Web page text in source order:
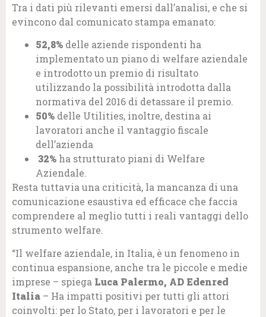
Tra i dati più rilevanti emersi dall’analisi, e che si
evincono dal comunicato stampa emanato:
52,8% delle aziende rispondenti ha
implementato un piano di welfare aziendale
e introdotto un premio di risultato
utilizzando la possibilità introdotta dalla
normativa del 2016 di detassare il premio.
50% delle Utilities, inoltre, destina ai
lavoratori anche il vantaggio fiscale
dell’azienda
32% ha strutturato piani di Welfare
Aziendale.
Resta tuttavia una criticità, la mancanza di una
comunicazione esaustiva ed efficace che faccia
comprendere al meglio tutti i reali vantaggi dello
strumento welfare.
“Il welfare aziendale, in Italia, è un fenomeno in
continua espansione, anche tra le piccole e medie
imprese – spiega Luca Palermo, AD Edenred
Italia – Ha impatti positivi per tutti gli attori
coinvolti: per lo Stato, per i lavoratori e per le